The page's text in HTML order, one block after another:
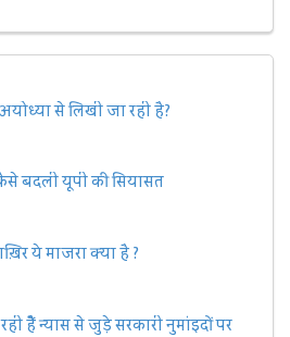
से लिखी जा रही है?
बदली यूपी की सियासत
ये माजरा क्या है ?
हैैं न्यास से जुड़े सरकारी नुमांइदों पर